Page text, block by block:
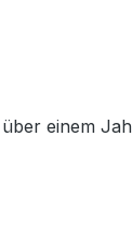
einem